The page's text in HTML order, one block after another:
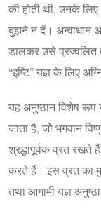
की होती थी, उनके लिए
बुझने न दें। अन्वाधान
डालकर उसे प्रज्वलित
“इष्टि” यज्ञ के लिए
यह अनुष्ठान विशेष रूप
जाता है, जो भगवान
श्रद्धापूर्वक व्रत रखते
करते हैं। इस व्रत का
तथा आगामी यज्ञ